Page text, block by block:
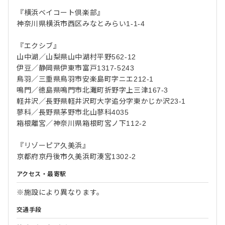
『横浜ベイコート倶楽部』
神奈川県横浜市西区みなとみらい1-1-4
『エクシブ』
山中湖／山梨県山中湖村平野562-12
伊豆／静岡県伊東市富戸1317-5243
鳥羽／三重県鳥羽市安楽島町字ニエ212-1
鳴門／徳島県鳴門市北灘町折野字上三津167-3
軽井沢／長野県軽井沢町大字追分字東かじか沢23-1
蓼科／長野県茅野市北山蓼科4035
箱根離宮／神奈川県箱根町宮ノ下112-2
『リゾーピア久美浜』
京都府京丹後市久美浜町湊宮1302-2
アクセス・最寄駅
※施設により異なります。
交通手段